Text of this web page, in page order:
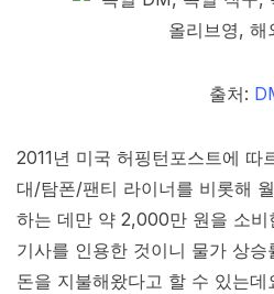
출처:
2011년 미국 허핑턴포스트에 따
대/탐폰/팬티 라이너를 비롯해
하는 데만 약 2,000만 원을 소비
기사를 인용한 것이니 물가 상
돈을 지불해왔다고 할 수 있는